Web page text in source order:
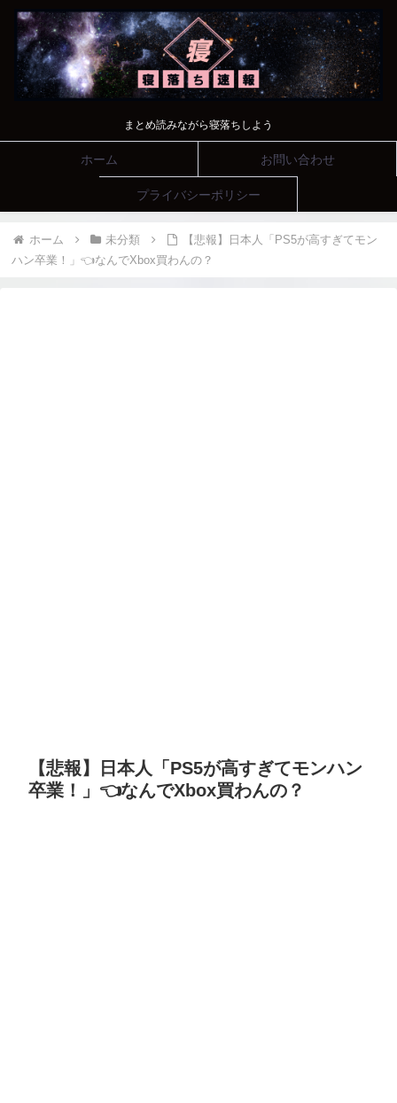
まとめ読みながら寝落ちしよう
ホーム お問い合わせ
プライバシーポリシー
ホーム 未分類
【悲報】日本人「PS5が高すぎてモン
ハン卒業！」👈なんでXbox買わんの？
【悲報】日本人「PS5が高すぎてモンハン
卒業！」👈なんでXbox買わんの？